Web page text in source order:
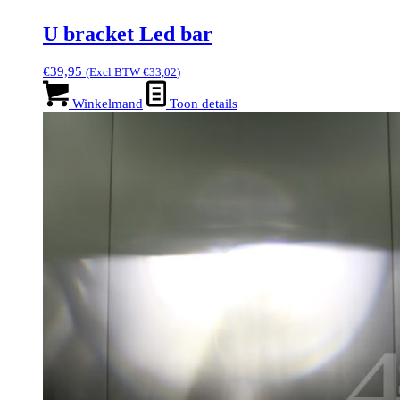
U bracket Led bar
€39,95 (Excl BTW €33,02)
Winkelmand Toon details